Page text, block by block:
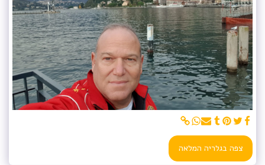
צפה בגלריה המלאה